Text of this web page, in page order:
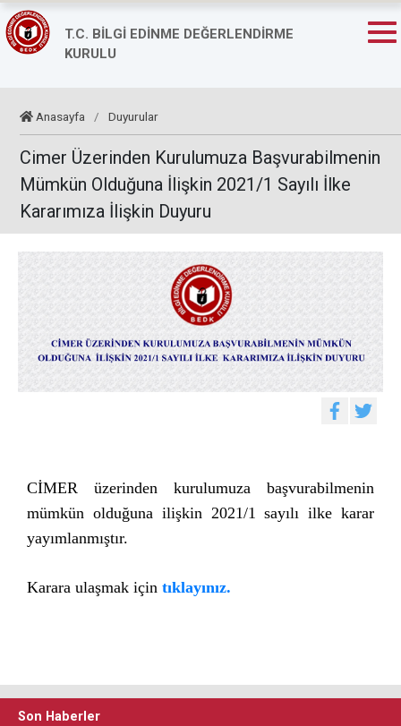
T.C. BİLGİ EDİNME DEĞERLENDİRME
KURULU
Anasayfa / Duyurular
Cimer Üzerinden Kurulumuza Başvurabilmenin
Mümkün Olduğuna İlişkin 2021/1 Sayılı İlke
Kararımıza İlişkin Duyuru
CİMER üzerinden kurulumuza başvurabilmenin
mümkün olduğuna ilişkin 2021/1 sayılı ilke karar
yayımlanmıştır.
Karara ulaşmak için tıklayınız.
Son Haberler